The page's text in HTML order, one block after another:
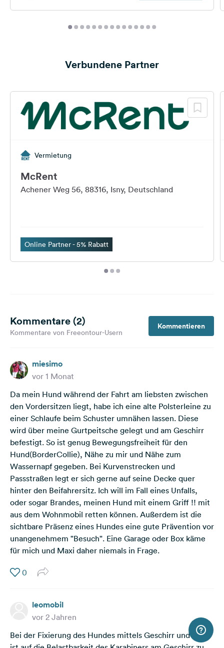
Verbundene Partner
Vermietung
McRent
Achener Weg 56, 88316, Isny, Deutschland
Online Partner - 5% Rabatt
Kommentare (2)
Kommentare von Freeontour-Usern
Kommentieren
miesimo
vor 1 Monat
Da mein Hund während der Fahrt am liebsten zwischen
den Vordersitzen liegt, habe ich eine alte Polsterleine zu
einer Schlaufe beim Schuster umnähen lassen. Diese
wird über meine Gurtpeitsche gelegt und am Geschirr
befestigt. So ist genug Bewegungsfreiheit für den
Hund(BorderCollie), Nähe zu mir und Nähe zum
Wassernapf gegeben. Bei Kurvenstrecken und
Passstraßen legt er sich gerne auf seine Decke quer
hinter den Beifahrersitz. Ich will im Fall eines Unfalls,
oder sogar Brandes, meinen Hund mit einem Griff !! mit
aus dem Wohnmobil retten können. Außerdem ist die
sichtbare Präsenz eines Hundes eine gute Prävention vor
unangenehmem "Besuch". Eine Garage oder Box käme
für mich und Maxi daher niemals in Frage.
0
leomobil
vor 2 Jahren
Bei der Fixierung des Hundes mittels Geschirr und Gurt